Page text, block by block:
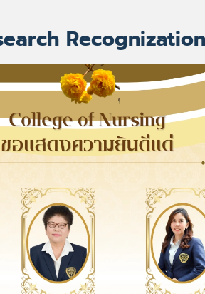
Recognization